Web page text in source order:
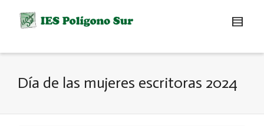
Día de las mujeres escritoras 2024